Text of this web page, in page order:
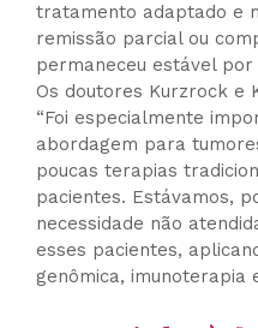
tratamento adaptado e
remissão parcial ou
permaneceu estável
Os doutores Kurzrock e
“Foi especialmente
abordagem para
poucas terapias
pacientes. Estávamos,
necessidade não
esses pacientes,
genômica, imunoterapia